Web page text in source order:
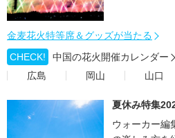
金麦花火特等席＆グッズが当たる
CHECK!
中国の花火開催カレンダー
広島
岡山 山口
夏休み特集
ウォーカー編